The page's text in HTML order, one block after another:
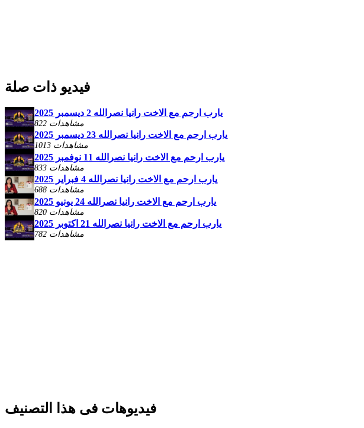
فيديو ذات صلة
يارب ارحم مع الاخت رانيا نصرالله 2 ديسمبر 2025
822 مشاهدات
يارب ارحم مع الاخت رانيا نصرالله 23 ديسمبر 2025
1013 مشاهدات
يارب ارحم مع الاخت رانيا نصرالله 11 نوفمبر 2025
833 مشاهدات
يارب ارحم مع الاخت رانيا نصرالله 4 فبراير 2025
688 مشاهدات
يارب ارحم مع الاخت رانيا نصرالله 24 يونيو 2025
820 مشاهدات
يارب ارحم مع الاخت رانيا نصرالله 21 اكتوبر 2025
782 مشاهدات
فيديوهات فى هذا التصنيف